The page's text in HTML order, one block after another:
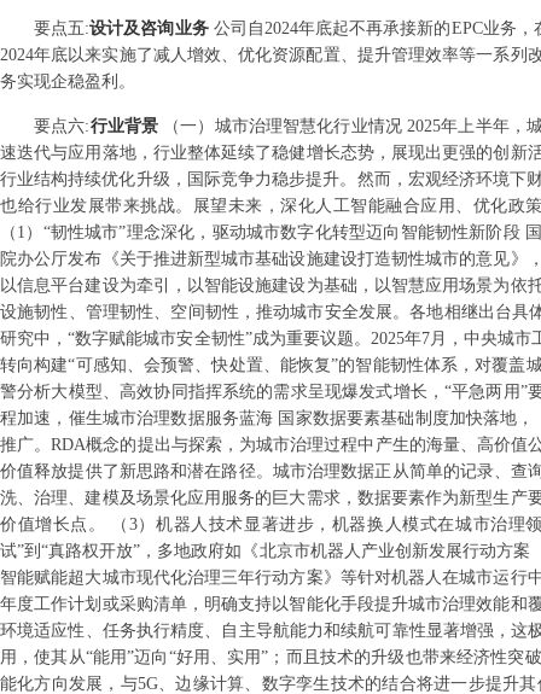
要点五:设计及咨询业务 公司自2024年底起不再承接新的EPC业务
2024年底以来实施了减人增效、优化资源配置、提升管理效率等一系
务实现企稳盈利。
要点六:行业背景
（一）城市治理智慧化行业情况 2025年上半年
速迭代与应用落地，行业整体延续了稳健增长态势，展现出更强的创
行业结构持续优化升级，国际竞争力稳步提升。然而，宏观经济环境
也给行业发展带来挑战。展望未来，深化人工智能融合应用、优化政
（1）“韧性城市”理念深化，驱动城市数字化转型迈向智能韧性新阶段
院办公厅发布《关于推进新型城市基础设施建设打造韧性城市的意见
以信息平台建设为牵引，以智能设施建设为基础，以智慧应用场景为
设施韧性、管理韧性、空间韧性，推动城市安全发展。各地相继出台
研究中，“数字赋能城市安全韧性”成为重要议题。2025年7月，中央城
转向构建“可感知、会预警、快处置、能恢复”的智能韧性体系，对覆
警分析大模型、高效协同指挥系统的需求呈现爆发式增长，“平急两用
程加速，催生城市治理数据服务蓝海 国家数据要素基础制度加快落地
推广。RDA概念的提出与探索，为城市治理过程中产生的海量、高价
价值释放提供了新思路和潜在路径。城市治理数据正从简单的记录、
洗、治理、建模及场景化应用服务的巨大需求，数据要素作为新型生
价值增长点。 （3）机器人技术显著进步，机器换人模式在城市治理
试”到“真路权开放”，多地政府如《北京市机器人产业创新发展行动方
智能赋能超大城市现代化治理三年行动方案》等针对机器人在城市运
年度工作计划或采购清单，明确支持以智能化手段提升城市治理效能
环境适应性、任务执行精度、自主导航能力和续航可靠性显著增强，
用，使其从“能用”迈向“好用、实用”；而且技术的升级也带来经济性
能化方向发展，与5G、边缘计算、数字孪生技术的结合将进一步提升